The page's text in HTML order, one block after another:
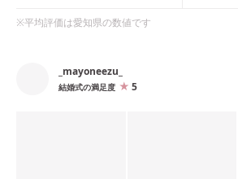
※平均評価は愛知県の数値です
_mayoneezu_
結婚式の満足度 5